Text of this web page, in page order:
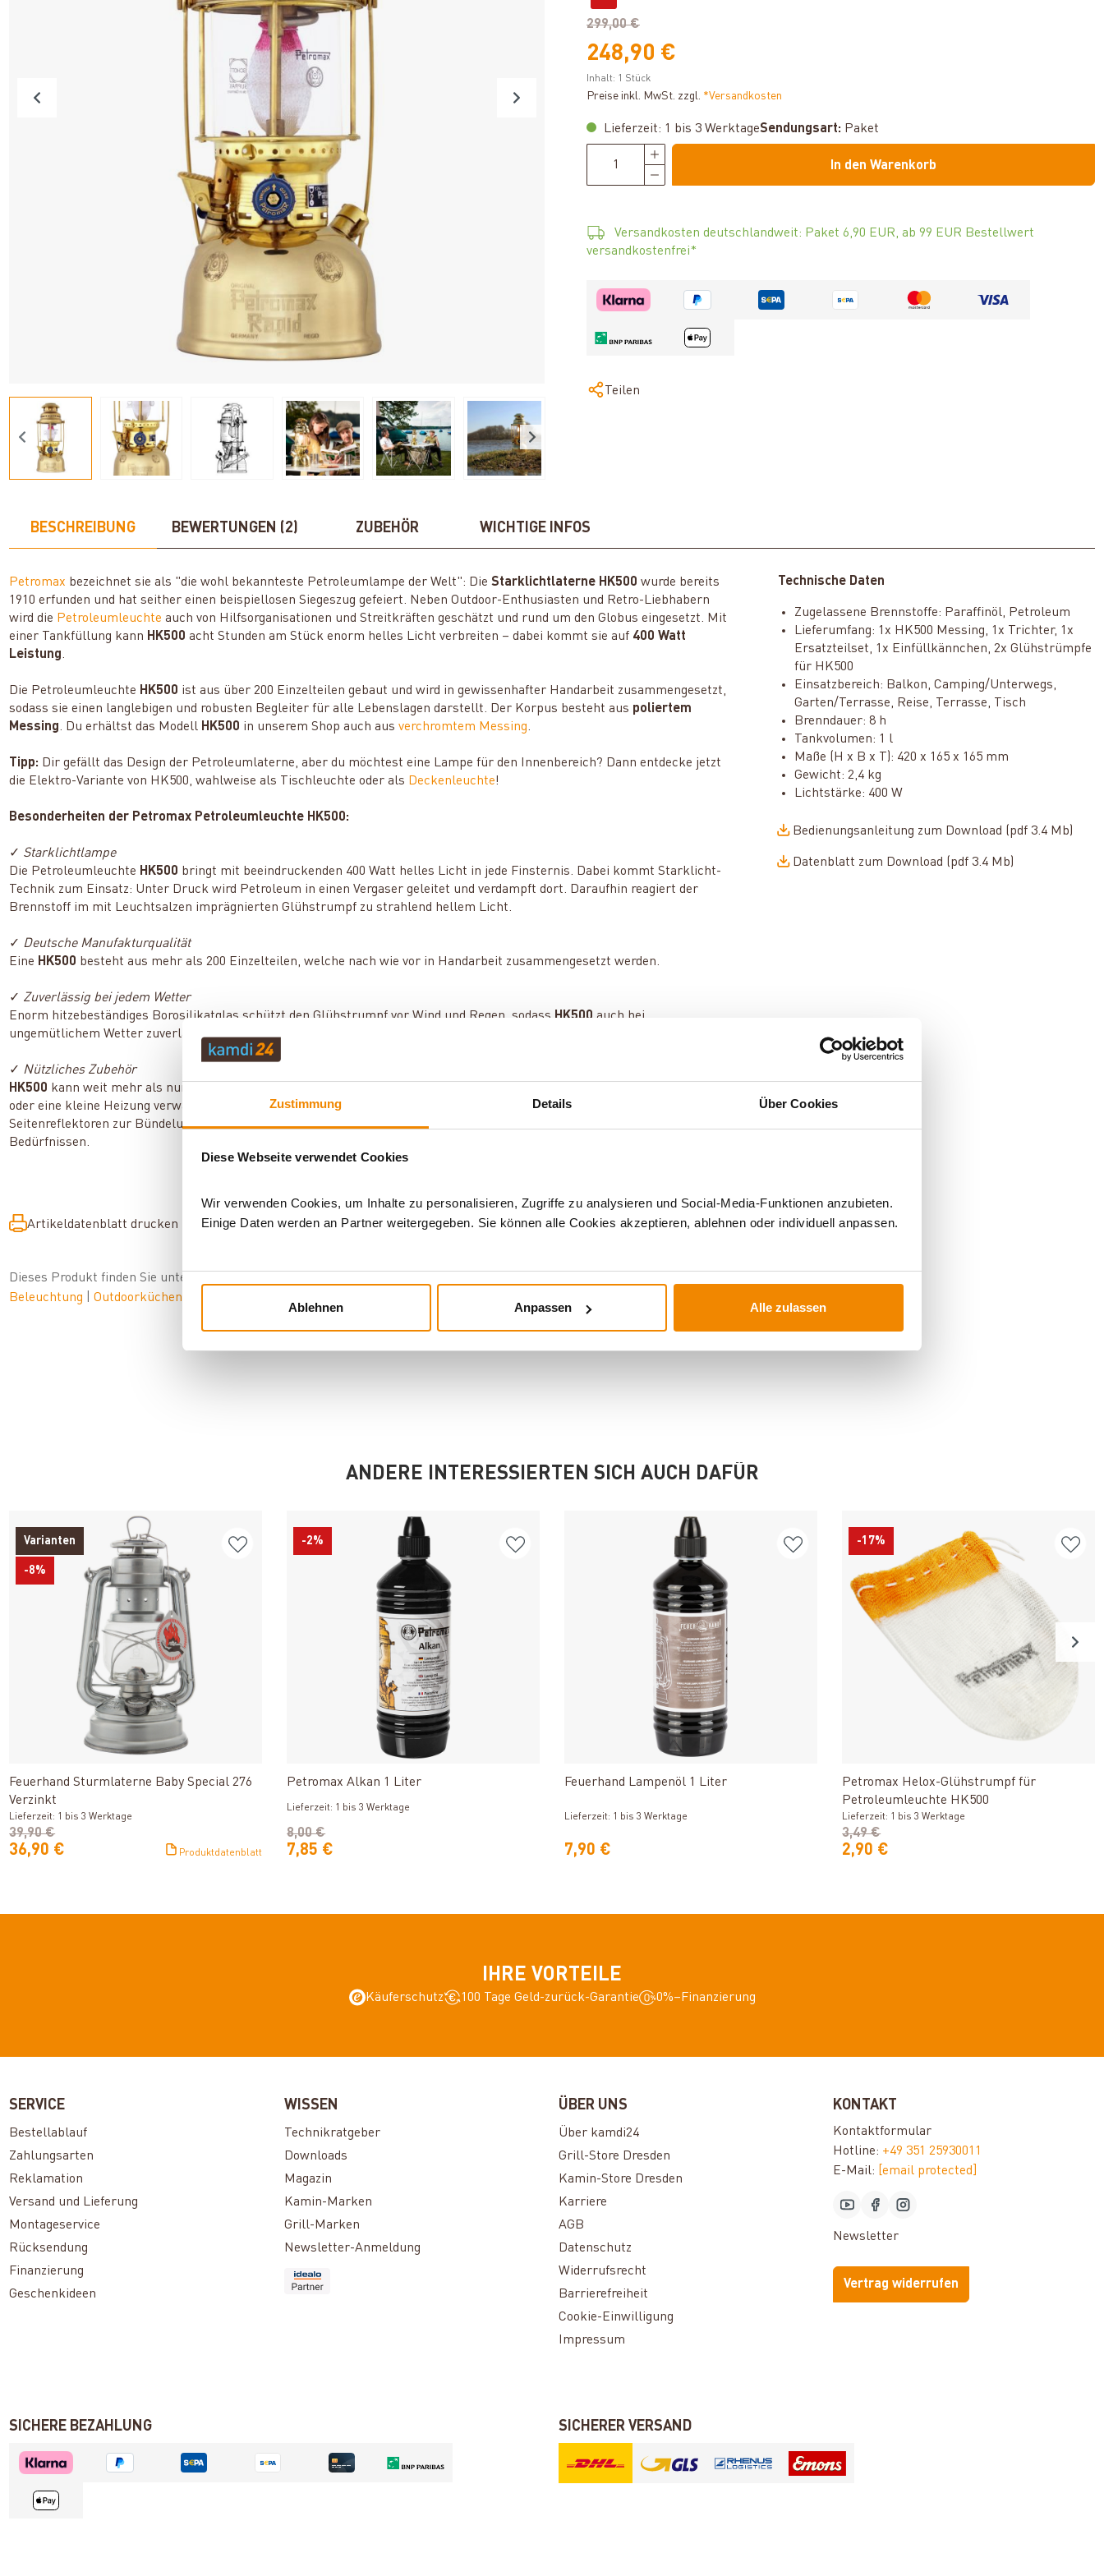
Zustimmung Details Über Cookies
Diese Webseite verwendet Cookies
Wir verwenden Cookies, um Inhalte zu personalisieren, Zugriffe zu analysieren und Social-Media-Funktionen anzubieten.
Einige Daten werden an Partner weitergegeben. Sie können alle Cookies akzeptieren, ablehnen oder individuell anpassen.
Ablehnen Anpassen Alle zulassen
299,00 €
248,90 €
Inhalt: 1 Stück
Preise inkl. MwSt. zzgl. *Versandkosten
Lieferzeit: 1 bis 3 WerktageSendungsart: Paket
In den Warenkorb
Versandkosten deutschlandweit: Paket 6,90 EUR, ab 99 EUR Bestellwert
versandkostenfrei*
Teilen
BESCHREIBUNG BEWERTUNGEN (2) ZUBEHÖR WICHTIGE INFOS
Petromax bezeichnet sie als "die wohl bekannteste Petroleumlampe der Welt": DieStarklichtlaterne HK500 wurde bereits
1910 erfunden und hat seither einen beispiellosen Siegeszug gefeiert. Neben Outdoor-Enthusiasten und Retro-Liebhabern
wird die Petroleumleuchte auch von Hilfsorganisationen und Streitkräften geschätzt und rund um den Globus eingesetzt. Mit
einer Tankfüllung kann HK500acht Stunden am Stück enorm helles Licht verbreiten – dabei kommt sie auf 400 Watt
Leistung.
Die Petroleumleuchte HK500 ist aus über 200 Einzelteilen gebaut und wird in gewissenhafter Handarbeit zusammengesetzt,
sodass sie einen langlebigen und robusten Begleiter für alle Lebenslagen darstellt. Der Korpus besteht aus poliertem
Messing. Du erhältst das Modell HK500 in unserem Shop auch ausverchromtem Messing.
Tipp: Dir gefällt das Design der Petroleumlaterne, aber du möchtest eine Lampe für den Innenbereich? Dann entdecke jetzt
die Elektro-Variante von HK500, wahlweise als Tischleuchte oder als Deckenleuchte!
Besonderheiten der Petromax Petroleumleuchte HK500:
✓ Starklichtlampe
Die Petroleumleuchte HK500 bringt mit beeindruckenden 400 Watt helles Licht in jede Finsternis. Dabei kommt Starklicht-
Technik zum Einsatz: Unter Druck wird Petroleum in einen Vergaser geleitet und verdampft dort. Daraufhin reagiert der
Brennstoff im mit Leuchtsalzen imprägnierten Glühstrumpf zu strahlend hellem Licht.
✓ Deutsche Manufakturqualität
Eine HK500 besteht aus mehr als 200 Einzelteilen, welche nach wie vor in Handarbeit zusammengesetzt werden.
✓ Zuverlässig bei jedem Wetter
Enorm hitzebeständiges Borosilikatglas schützt den Glühstrumpf vor Wind und Regen, sodass HK500auch bei
ungemütlichem Wetter zuverlässig arbeitet.
✓ Nützliches Zubehör
HK500 kann weit mehr als nur Licht machen. Mit dem passenden Zubehör lässt sich die Starklichtlaterne in einen Kocher
oder eine kleine Heizung verwandeln. Weitere Zubehörteile wie die Aufbewahrungsbox, eine Transporttasche oder
Seitenreflektoren zur Bündelung des Lichtes ermöglichen eine Verwendung der Petroleumleuchte ganz nach deinen
Bedürfnissen.
Technische Daten
Zugelassene Brennstoffe: Paraffinöl, Petroleum
Lieferumfang: 1x HK500 Messing, 1x Trichter, 1x
Ersatzteilset, 1x Einfüllkännchen, 2x Glühstrümpfe
für HK500
Einsatzbereich: Balkon, Camping/Unterwegs,
Garten/Terrasse, Reise, Terrasse, Tisch
Brenndauer: 8 h
Tankvolumen: 1 l
Maße (H x B x T): 420 x 165 x 165 mm
Gewicht: 2,4 kg
Lichtstärke: 400 W
Bedienungsanleitung zum Download (pdf 3.4 Mb)
Datenblatt zum Download (pdf 3.4 Mb)
Artikeldatenblatt drucken Frage zum Artikel
Dieses Produkt finden Sie unter:
Beleuchtung
|Outdoorküchen-Zubehör
ANDERE INTERESSIERTEN SICH AUCH DAFÜR
Varianten
-8%
Produkt ansehen
Feuerhand Sturmlaterne Baby Special 276
Verzinkt
Lieferzeit: 1 bis 3 Werktage
36,90 €
39,90 €
Produktdatenblatt
-2%
Produkt ansehen
Petromax Alkan 1 Liter
Lieferzeit: 1 bis 3 Werktage
7,85 €
8,00 €
Produkt ansehen
Feuerhand Lampenöl 1 Liter
Lieferzeit: 1 bis 3 Werktage
7,90 €
-17%
Petromax Helox-Glühstrumpf für
Petroleumleuchte HK500
Lieferzeit: 1 bis 3 Werktage
2,90 €
3,49 €
IHRE VORTEILE
Käuferschutz 100 Tage Geld-zurück-Garantie 0%–Finanzierung
SERVICE
Bestellablauf
Zahlungsarten
Reklamation
Versand und Lieferung
Montageservice
Rücksendung
Finanzierung
Geschenkideen
WISSEN
Technikratgeber
Downloads
Magazin
Kamin-Marken
Grill-Marken
Newsletter-Anmeldung
ÜBER UNS
Über kamdi24
Grill-Store Dresden
Kamin-Store Dresden
Karriere
AGB
Datenschutz
Widerrufsrecht
Barrierefreiheit
Cookie-Einwilligung
Impressum
KONTAKT
Kontaktformular
Hotline: +49 351 25930011
E-Mail:
[email protected]
Newsletter
Vertrag widerrufen
SICHERE BEZAHLUNG SICHERER VERSAND